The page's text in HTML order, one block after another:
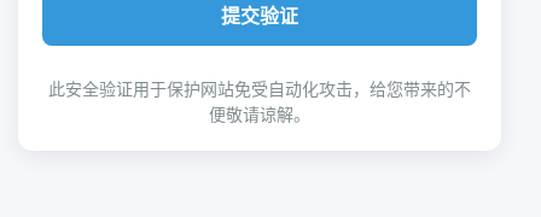
提交验证
此安全验证用于保护网站免受自动化攻击，给您带来的不
便敬请谅解。